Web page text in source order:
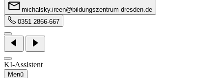
michalsky.ireen@bildungszentrum-dresden.de
0351 2866-667
KI-Assistent
Menü